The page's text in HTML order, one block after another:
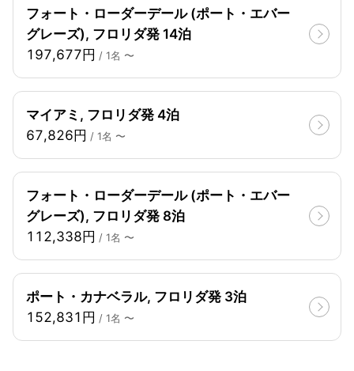
フォート・ローダーデール (ポート・エバー
グレーズ), フロリダ発 14泊
197,677円 / 1名 〜
マイアミ, フロリダ発 4泊
67,826円 / 1名 〜
フォート・ローダーデール (ポート・エバー
グレーズ), フロリダ発 8泊
112,338円 / 1名 〜
ポート・カナベラル, フロリダ発 3泊
152,831円 / 1名 〜